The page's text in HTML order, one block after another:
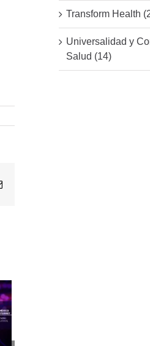
Email
Transform Health
Universalidad y
Salud (14)